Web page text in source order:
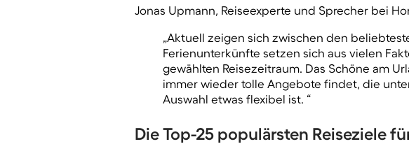
Jonas Upmann, Reiseexperte und Sprecher bei
„Aktuell zeigen sich zwischen den
Ferienunterkünfte setzen sich aus vielen
gewählten Reisezeitraum. Das Schöne am
immer wieder tolle Angebote findet, die
Auswahl etwas flexibel ist. “
Die Top-25 populärsten Reiseziele